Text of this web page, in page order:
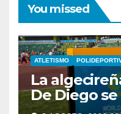
You missed
ATLETISMO
La
De Diego
del Mundial